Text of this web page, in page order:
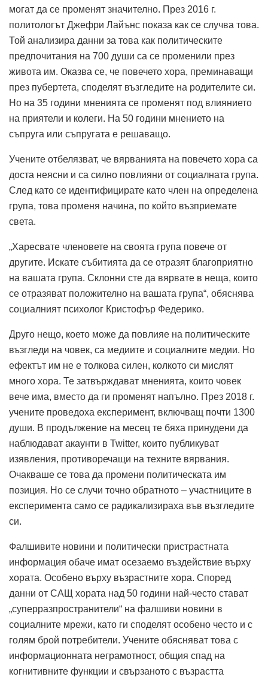
могат да се променят значително. През 2016 г.
политологът Джефри Лайънс показа как се случва това.
Той анализира данни за това как политическите
предпочитания на 700 души са се променили през
живота им. Оказва се, че повечето хора, преминаващи
през пубертета, споделят възгледите на родителите си.
Но на 35 години мненията се променят под влиянието
на приятели и колеги. На 50 години мнението на
съпруга или съпругата е решаващо.
Учените отбелязват, че вярванията на повечето хора са
доста неясни и са силно повлияни от социалната група.
След като се идентифицирате като член на определена
група, това променя начина, по който възприемате
света.
„Харесвате членовете на своята група повече от
другите. Искате събитията да се отразят благоприятно
на вашата група. Склонни сте да вярвате в неща, които
се отразяват положително на вашата група“, обяснява
социалният психолог Кристофър Федерико.
Друго нещо, което може да повлияе на политическите
възгледи на човек, са медиите и социалните медии. Но
ефектът им не е толкова силен, колкото си мислят
много хора. Те затвърждават мненията, които човек
вече има, вместо да ги променят напълно. През 2018 г.
учените проведоха експеримент, включващ почти 1300
души. В продължение на месец те бяха принудени да
наблюдават акаунти в Twitter, които публикуват
изявления, противоречащи на техните вярвания.
Очакваше се това да промени политическата им
позиция. Но се случи точно обратното – участниците в
експеримента само се радикализираха във възгледите
си.
Фалшивите новини и политически пристрастната
информация обаче имат осезаемо въздействие върху
хората. Особено върху възрастните хора. Според
данни от САЩ хората над 50 години най-често стават
„суперразпространители“ на фалшиви новини в
социалните мрежи, като ги споделят особено често и с
голям брой потребители. Учените обясняват това с
информационната неграмотност, общия спад на
когнитивните функции и свързаното с възрастта